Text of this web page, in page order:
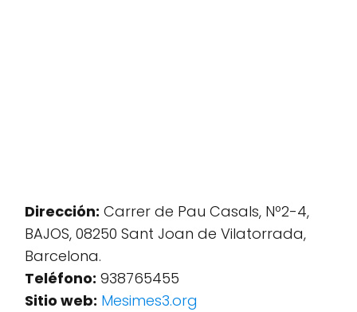
Dirección: Carrer de Pau Casals, Nº2-4,
BAJOS, 08250 Sant Joan de Vilatorrada,
Barcelona.
Teléfono: 938765455
Sitio web: Mesimes3.org